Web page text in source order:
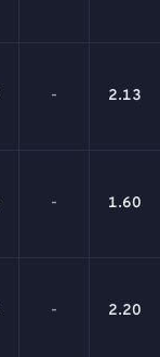
- 2.13
- 1.60
- 2.20